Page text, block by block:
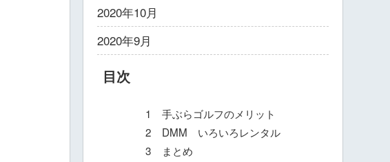
2020年10月
2020年9月
目次
1 手ぶらゴルフのメリット
2 DMM いろいろレンタル
3 まとめ